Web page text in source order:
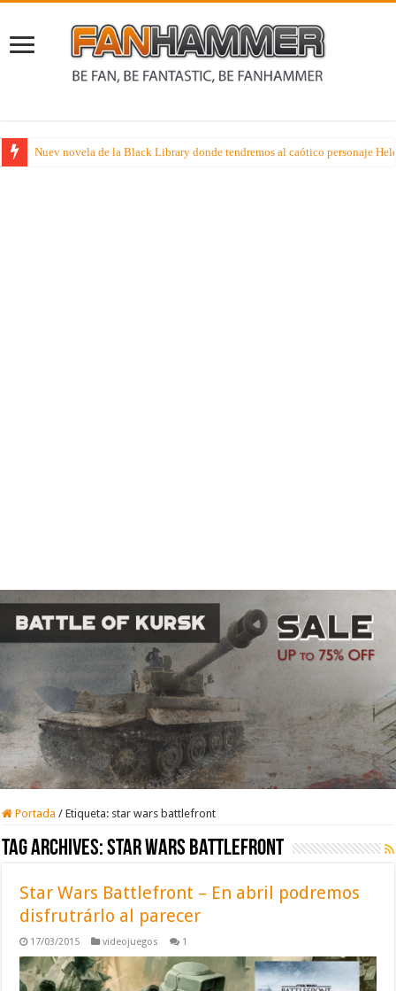
Nuev novela de la Black Library donde tendremos al caótico personaje
Portada / Etiqueta: star wars battlefront
Tag Archives:star wars battlefront
Star Wars Battlefront – En abril podremos
disfrutrárlo al parecer
17/03/2015 videojuegos 1